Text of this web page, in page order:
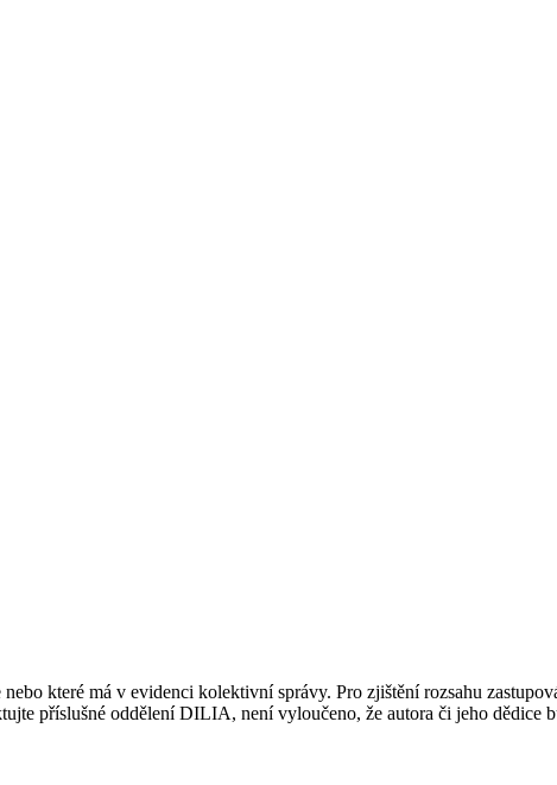
které má v evidenci kolektivní správy. Pro zjištění rozsahu
příslušné oddělení DILIA, není vyloučeno, že autora či jeho dědice